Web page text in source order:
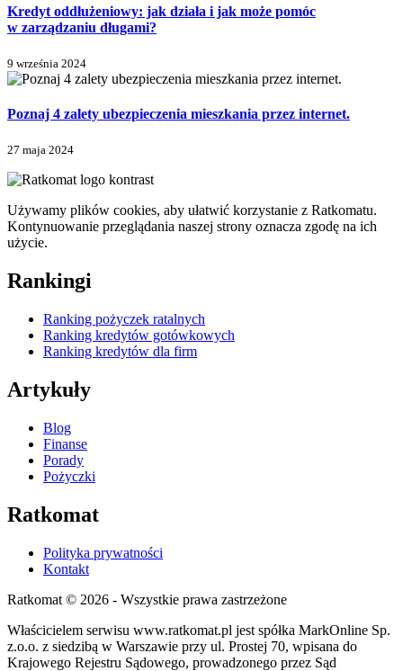
Kredyt oddłużeniowy: jak działa i jak może pomóc
w zarządzaniu długami?
9 września 2024
Poznaj 4 zalety ubezpieczenia mieszkania przez internet.
27 maja 2024
Używamy plików cookies, aby ułatwić korzystanie z Ratkomatu.
Kontynuowanie przeglądania naszej strony oznacza zgodę na ich
użycie.
Rankingi
Ranking pożyczek ratalnych
Ranking kredytów gotówkowych
Ranking kredytów dla firm
Artykuły
Blog
Finanse
Porady
Pożyczki
Ratkomat
Polityka prywatności
Kontakt
Ratkomat © 2026 - Wszystkie prawa zastrzeżone
Właścicielem serwisu www.ratkomat.pl jest spółka MarkOnline Sp.
z.o.o. z siedzibą w Warszawie przy ul. Prostej 70, wpisana do
Krajowego Rejestru Sądowego, prowadzonego przez Sąd